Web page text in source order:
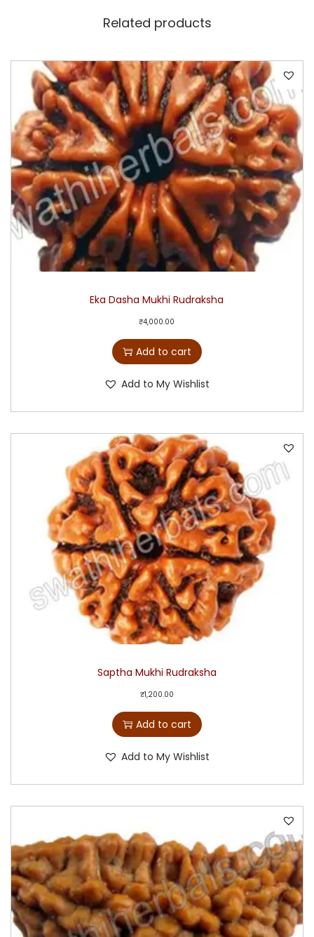
Related products
Eka Dasha Mukhi Rudraksha
₹4,000.00
Add to cart
Add to My Wishlist
Saptha Mukhi Rudraksha
₹1,200.00
Add to cart
Add to My Wishlist